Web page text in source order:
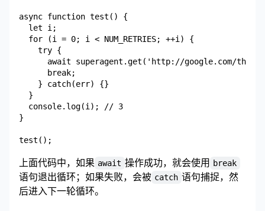
async function test() {
  let i;
  for (i = 0; i < NUM_RETRIES; ++i) {
    try {
await superagent.get('http://google.com/this-
      break;
    } catch(err) {}
  }
  console.log(i); // 3
}
上面代码中，如果 await 操作成功，就会使用 break
语句退出循环；如果失败，会被 catch 语句捕捉，然
后进入下一轮循环。